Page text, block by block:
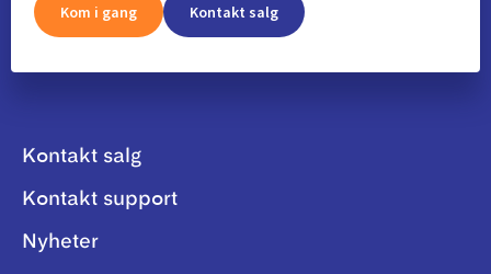
Kom i gang Kontakt salg
Kontakt salg
Kontakt support
Nyheter